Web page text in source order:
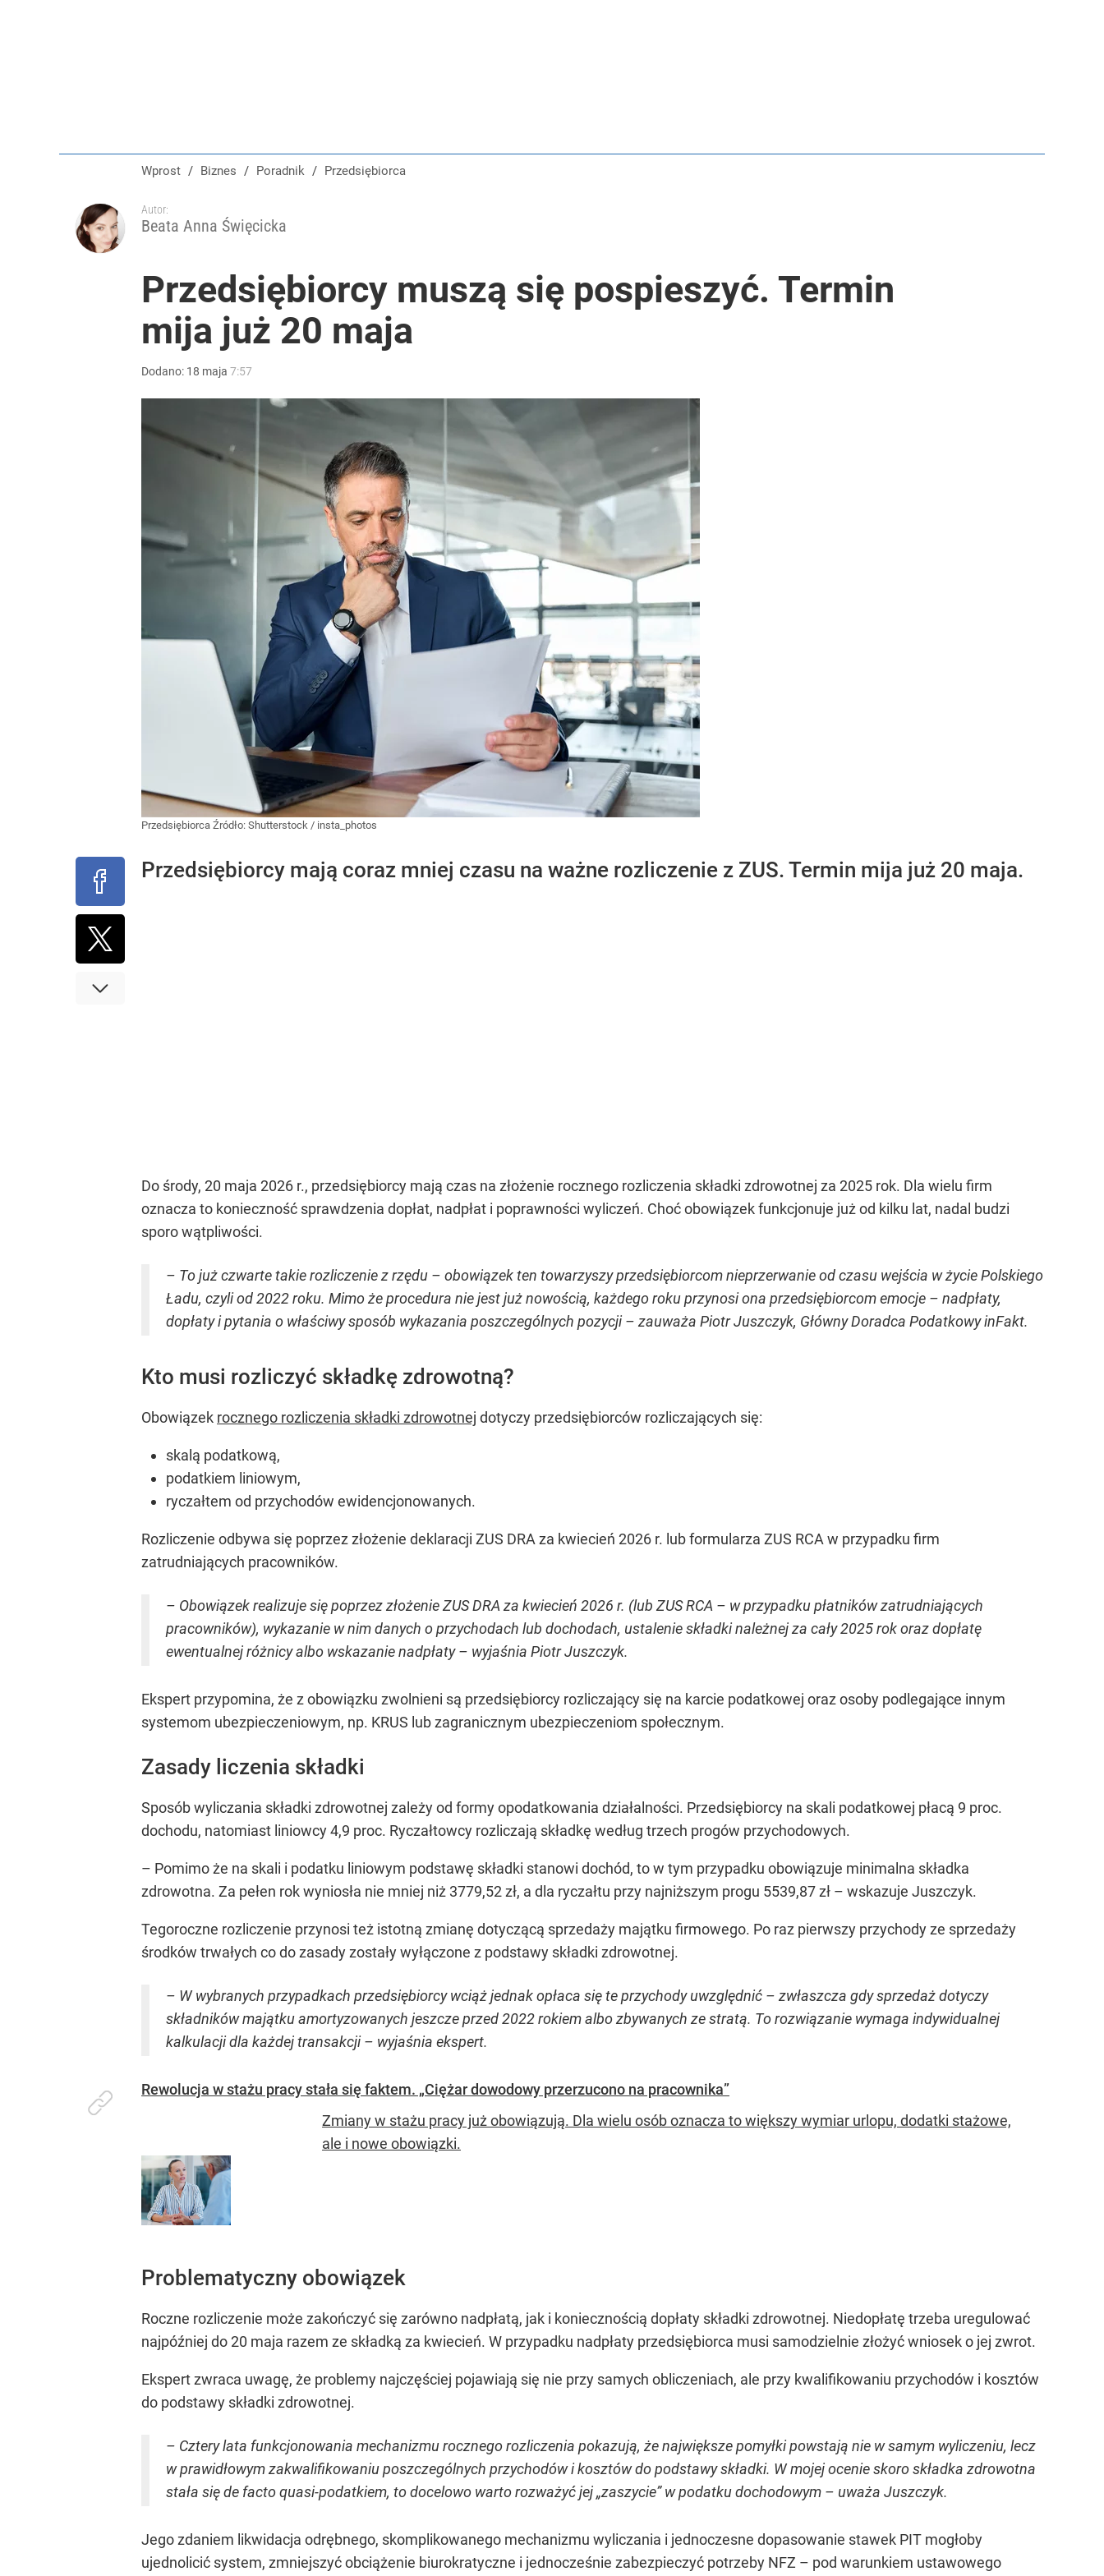
Wprost / Biznes / Poradnik / Przedsiębiorca
Autor:
Beata Anna Święcicka
Przedsiębiorcy muszą się pospieszyć. Termin
mija już 20 maja
Dodano: 18 maja 7:57
Przedsiębiorca Źródło: Shutterstock / insta_photos
Przedsiębiorcy mają coraz mniej czasu na ważne rozliczenie z ZUS. Termin mija już 20 maja.
Do środy, 20 maja 2026 r., przedsiębiorcy mają czas na złożenie rocznego rozliczenia składki zdrowotnej za 2025 rok. Dla wielu firm
oznacza to konieczność sprawdzenia dopłat, nadpłat i poprawności wyliczeń. Choć obowiązek funkcjonuje już od kilku lat, nadal budzi
sporo wątpliwości.
– To już czwarte takie rozliczenie z rzędu – obowiązek ten towarzyszy przedsiębiorcom nieprzerwanie od czasu wejścia w życie Polskiego
Ładu, czyli od 2022 roku. Mimo że procedura nie jest już nowością, każdego roku przynosi ona przedsiębiorcom emocje – nadpłaty,
dopłaty i pytania o właściwy sposób wykazania poszczególnych pozycji – zauważa Piotr Juszczyk, Główny Doradca Podatkowy inFakt.
Kto musi rozliczyć składkę zdrowotną?
Obowiązek rocznego rozliczenia składki zdrowotnej dotyczy przedsiębiorców rozliczających się:
skalą podatkową,
podatkiem liniowym,
ryczałtem od przychodów ewidencjonowanych.
Rozliczenie odbywa się poprzez złożenie deklaracji ZUS DRA za kwiecień 2026 r. lub formularza ZUS RCA w przypadku firm
zatrudniających pracowników.
– Obowiązek realizuje się poprzez złożenie ZUS DRA za kwiecień 2026 r. (lub ZUS RCA – w przypadku płatników zatrudniających
pracowników), wykazanie w nim danych o przychodach lub dochodach, ustalenie składki należnej za cały 2025 rok oraz dopłatę
ewentualnej różnicy albo wskazanie nadpłaty – wyjaśnia Piotr Juszczyk.
Ekspert przypomina, że z obowiązku zwolnieni są przedsiębiorcy rozliczający się na karcie podatkowej oraz osoby podlegające innym
systemom ubezpieczeniowym, np. KRUS lub zagranicznym ubezpieczeniom społecznym.
Zasady liczenia składki
Sposób wyliczania składki zdrowotnej zależy od formy opodatkowania działalności. Przedsiębiorcy na skali podatkowej płacą 9 proc.
dochodu, natomiast liniowcy 4,9 proc. Ryczałtowcy rozliczają składkę według trzech progów przychodowych.
– Pomimo że na skali i podatku liniowym podstawę składki stanowi dochód, to w tym przypadku obowiązuje minimalna składka
zdrowotna. Za pełen rok wyniosła nie mniej niż 3779,52 zł, a dla ryczałtu przy najniższym progu 5539,87 zł – wskazuje Juszczyk.
Tegoroczne rozliczenie przynosi też istotną zmianę dotyczącą sprzedaży majątku firmowego. Po raz pierwszy przychody ze sprzedaży
środków trwałych co do zasady zostały wyłączone z podstawy składki zdrowotnej.
– W wybranych przypadkach przedsiębiorcy wciąż jednak opłaca się te przychody uwzględnić – zwłaszcza gdy sprzedaż dotyczy
składników majątku amortyzowanych jeszcze przed 2022 rokiem albo zbywanych ze stratą. To rozwiązanie wymaga indywidualnej
kalkulacji dla każdej transakcji – wyjaśnia ekspert.
Rewolucja w stażu pracy stała się faktem. „Ciężar dowodowy przerzucono na pracownika”
Zmiany w stażu pracy już obowiązują. Dla wielu osób oznacza to większy wymiar urlopu, dodatki stażowe,
ale i nowe obowiązki.
Problematyczny obowiązek
Roczne rozliczenie może zakończyć się zarówno nadpłatą, jak i koniecznością dopłaty składki zdrowotnej. Niedopłatę trzeba uregulować
najpóźniej do 20 maja razem ze składką za kwiecień. W przypadku nadpłaty przedsiębiorca musi samodzielnie złożyć wniosek o jej zwrot.
Ekspert zwraca uwagę, że problemy najczęściej pojawiają się nie przy samych obliczeniach, ale przy kwalifikowaniu przychodów i kosztów
do podstawy składki zdrowotnej.
– Cztery lata funkcjonowania mechanizmu rocznego rozliczenia pokazują, że największe pomyłki powstają nie w samym wyliczeniu, lecz
w prawidłowym zakwalifikowaniu poszczególnych przychodów i kosztów do podstawy składki. W mojej ocenie skoro składka zdrowotna
stała się de facto quasi-podatkiem, to docelowo warto rozważyć jej „zaszycie” w podatku dochodowym – uważa Juszczyk.
Jego zdaniem likwidacja odrębnego, skomplikowanego mechanizmu wyliczania i jednoczesne dopasowanie stawek PIT mogłoby
ujednolicić system, zmniejszyć obciążenie biurokratyczne i jednocześnie zabezpieczyć potrzeby NFZ – pod warunkiem ustawowego